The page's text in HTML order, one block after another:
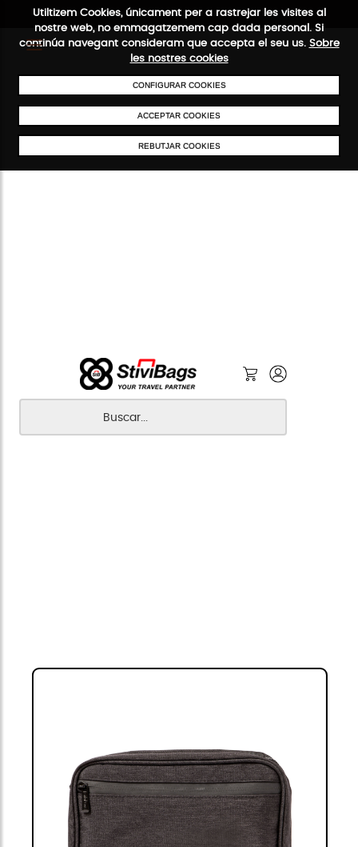
Utiltizem Cookies, únicament per a rastrejar les visites al
nostre web, no emmagatzemem cap dada personal. Si
continúa navegant consideram que accepta el seu us. Sobre
les nostres cookies
CONFIGURAR COOKIES
ACCEPTAR COOKIES
REBUTJAR COOKIES
ENVIAMENTS GRATUÏTS A PARTIR DE 50 €